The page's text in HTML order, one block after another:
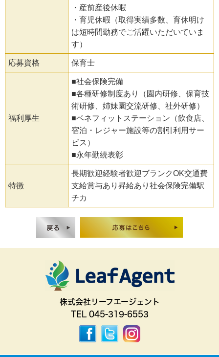
・産前産後休暇
・育児休暇（取得実績多数、育休明け
は短時間勤務でご活躍いただいていま
す）
応募資格 保育士
福利厚生
■社会保険完備
■各種研修制度あり（園内研修、保育技
術研修、姉妹園交流研修、社外研修）
■ベネフィットステーション（飲食店、
宿泊・レジャー施設等の割引利用サー
ビス）
■永年勤続表彰
特徴
長期歓迎経験者歓迎ブランクOK交通費
支給賞与あり昇給あり社会保険完備駅
チカ
株式会社リーフエージェント
TEL 045-319-6553